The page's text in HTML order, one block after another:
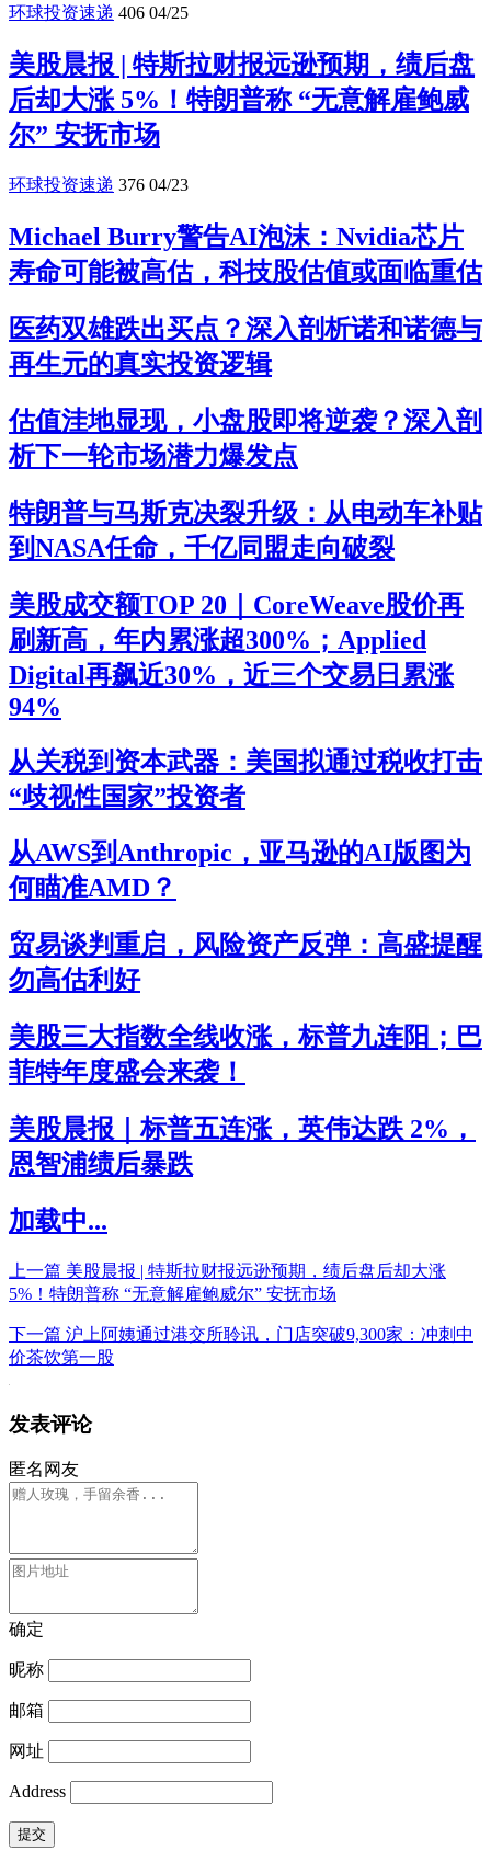
环球投资速递 406 04/25
美股晨报 | 特斯拉财报远逊预期，绩后盘
后却大涨 5%！特朗普称 “无意解雇鲍威
尔” 安抚市场
环球投资速递 376 04/23
Michael Burry警告AI泡沫：Nvidia芯片
寿命可能被高估，科技股估值或面临重估
医药双雄跌出买点？深入剖析诺和诺德与
再生元的真实投资逻辑
估值洼地显现，小盘股即将逆袭？深入剖
析下一轮市场潜力爆发点
特朗普与马斯克决裂升级：从电动车补贴
到NASA任命，千亿同盟走向破裂
美股成交额TOP 20｜CoreWeave股价再
刷新高，年内累涨超300%；Applied
Digital再飙近30%，近三个交易日累涨
94%
从关税到资本武器：美国拟通过税收打击
“歧视性国家”投资者
从AWS到Anthropic，亚马逊的AI版图为
何瞄准AMD？
贸易谈判重启，风险资产反弹：高盛提醒
勿高估利好
美股三大指数全线收涨，标普九连阳；巴
菲特年度盛会来袭！
美股晨报｜标普五连涨，英伟达跌 2%，
恩智浦绩后暴跌
加载中...
上一篇 美股晨报 | 特斯拉财报远逊预期，绩后盘后却大涨
5%！特朗普称 “无意解雇鲍威尔” 安抚市场
下一篇 沪上阿姨通过港交所聆讯，门店突破9,300家：冲刺中
价茶饮第一股
发表评论
匿名网友
确定
昵称
邮箱
网址
Address
提交